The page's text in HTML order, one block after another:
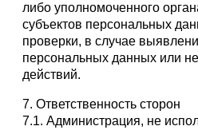
либо уполномоченного
субъектов персональных
проверки, в случае
персональных данных или
действий.
7. Ответственность сторон
7.1. Администрация, не